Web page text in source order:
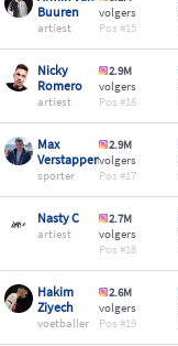
Buuren
artiest
volgers
15
Nicky
Romero
artiest
2.9M
volgers
16
Max
Verstappen
sporter
2.9M
volgers
17
Nasty C
artiest
2.7M
volgers
18
Hakim
Ziyech
voetballer
2.6M
volgers
19